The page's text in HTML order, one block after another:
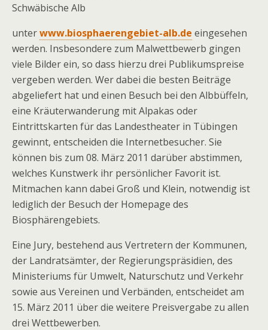
Schwäbische Alb
unterwww.biosphaerengebiet-alb.de eingesehen
werden. Insbesondere zum Malwettbewerb gingen
viele Bilder ein, so dass hierzu drei Publikumspreise
vergeben werden. Wer dabei die besten Beiträge
abgeliefert hat und einen Besuch bei den Albbüffeln,
eine Kräuterwanderung mit Alpakas oder
Eintrittskarten für das Landestheater in Tübingen
gewinnt, entscheiden die Internetbesucher. Sie
können bis zum 08. März 2011 darüber abstimmen,
welches Kunstwerk ihr persönlicher Favorit ist.
Mitmachen kann dabei Groß und Klein, notwendig ist
lediglich der Besuch der Homepage des
Biosphärengebiets.
Eine Jury, bestehend aus Vertretern der Kommunen,
der Landratsämter, der Regierungspräsidien, des
Ministeriums für Umwelt, Naturschutz und Verkehr
sowie aus Vereinen und Verbänden, entscheidet am
15. März 2011 über die weitere Preisvergabe zu allen
drei Wettbewerben.